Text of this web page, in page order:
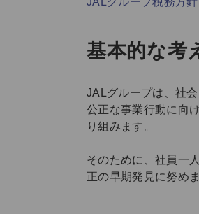
基本的な考
JALグループは、社
公正な事業行動に向
り組みます。
そのために、社員一
正の早期発見に努めま